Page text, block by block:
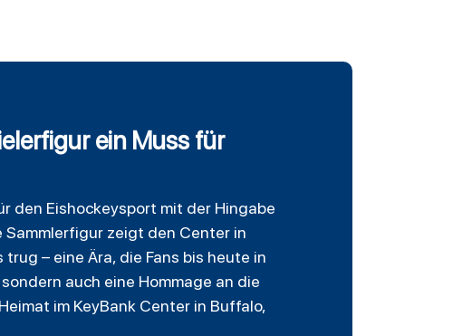
ein Muss für
den Eishockeysport mit der Hingabe
zeigt den Center in
– eine Ära, die Fans bis heute in
auch eine Hommage an die
im KeyBank Center in Buffalo,